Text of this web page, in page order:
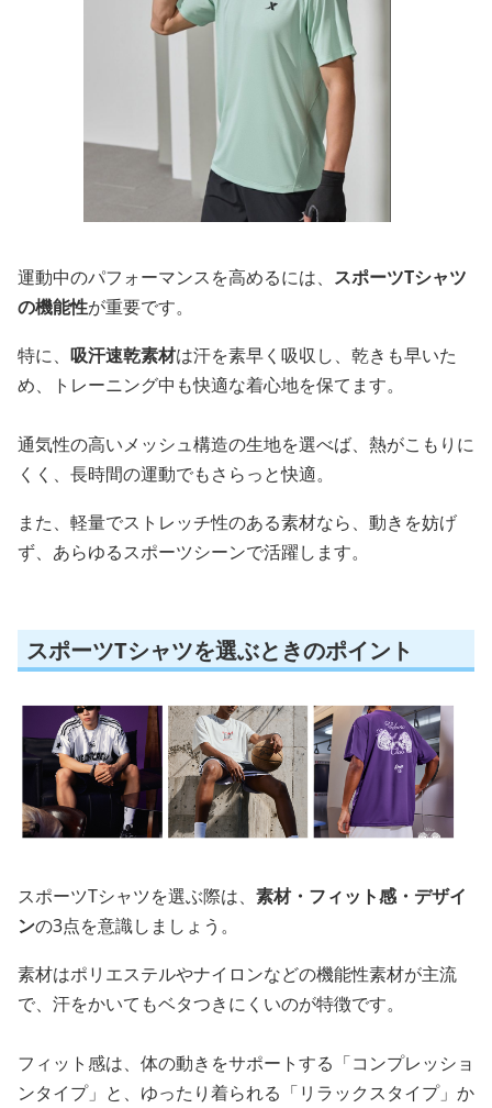
運動中のパフォーマンスを高めるには、 スポーツTシャツ
の機能性が重要です。
特に、 吸汗速乾素材は汗を素早く吸収し、乾きも早いた
め、トレーニング中も快適な着心地を保てます。
通気性の高いメッシュ構造の生地を選べば、熱がこもりに
くく、長時間の運動でもさらっと快適。
また、軽量でストレッチ性のある素材なら、動きを妨げ
ず、あらゆるスポーツシーンで活躍します。
スポーツTシャツを選ぶときのポイント
スポーツTシャツを選ぶ際は、 素材・フィット感・デザイ
ンの3点を意識しましょう。
素材はポリエステルやナイロンなどの機能性素材が主流
で、汗をかいてもベタつきにくいのが特徴です。
フィット感は、体の動きをサポートする「コンプレッショ
ンタイプ」と、ゆったり着られる「リラックスタイプ」か